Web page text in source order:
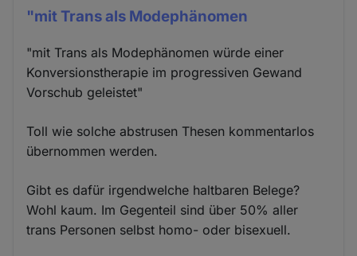
"mit Trans als Modephänomen
"mit Trans als Modephänomen würde einer
Konversionstherapie im progressiven Gewand
Vorschub geleistet"
Toll wie solche abstrusen Thesen kommentarlos
übernommen werden.
Gibt es dafür irgendwelche haltbaren Belege?
Wohl kaum. Im Gegenteil sind über 50% aller
trans Personen selbst homo- oder bisexuell.